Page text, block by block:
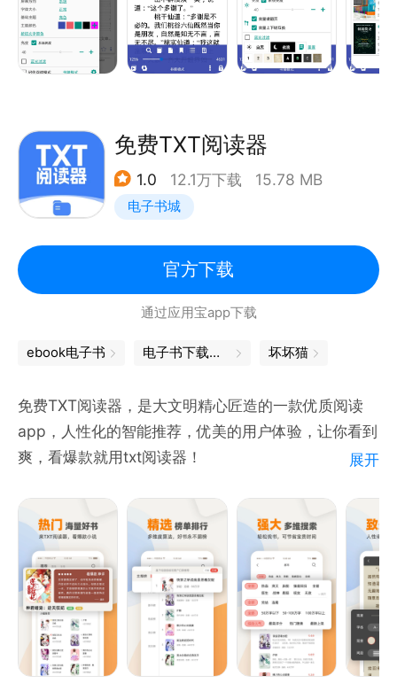
式。
2.支持蓝光过滤保护视力，音乐乐谱阅读，启动密码保
护，全文搜索，书签功能。
免费TXT阅读器
1.0 12.1万下载 15.78 MB
电子书城
官方下载
通过应用宝app下载
ebook电子书 电子书下载免费 坏坏猫
免费TXT阅读器，是大文明精心匠造的一款优质阅读
app，人性化的智能推荐，优美的用户体验，让你看到
爽，看爆款就用txt阅读器！
正版小说，全本小说，免费阅读。热门分类，都市爽
文、言情穿越、玄幻修仙、武侠世界……你想看的这里
都有。
【爆款推荐】
爆款免费小说，定期推荐置顶，为书友解决书荒。
【兴趣推荐】
根据你的阅读爱好，个性化推荐，优质书单，书城精细
展开